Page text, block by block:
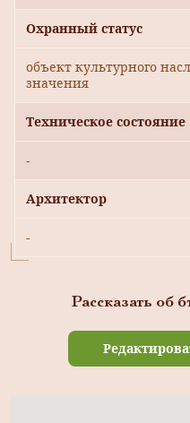
Охранный статус
объект культурного
значения
Техническое состояние
-
Архитектор
-
Рассказать об